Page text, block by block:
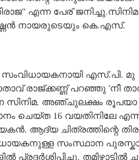
​എ​ന്ന​ ​പേ​ര് ​ജ​നി​ച്ചു.സിനിമ
നായരുടെയും കെ.എസ്.
​സം​വി​ധാ​യ​ക​നാ​യി​ ​എ​സ്.​പി.​ ​മു​
​രാ​ജ്ക്ക​ണ്ണ് ​പ​റ​ഞ്ഞു​ ​'​നീ​
​സി​നി​മ.​ ​അ​ഞ്ചു​ല​ക്ഷം​ ​രൂ​പ​യാ​
​ചെ​യ്ത​ 16​ ​വ​യ​തി​നി​ലേ
​ആ​ദ്യ​ ​ചി​ത്ര​ത്തി​ന്റെ​ ​തി​ര​
​സം​സ്ഥാ​ന​
​ത​മി​ഴ്നാ​ട്ടി​ൽ​ ​ച​